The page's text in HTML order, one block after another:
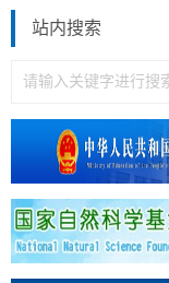
站内搜索